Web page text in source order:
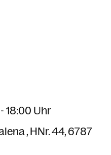
18:00 Uhr
HNr. 44 6787